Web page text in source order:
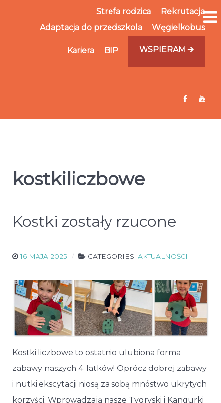
Strefa rodzica
Rekrutacja
Adaptacja do przedszkola
Węgielkobus
Kariera BIP WSPIERAM 🡪
kostkiliczbowe
Kostki zostały rzucone
16 MAJA 2025 CATEGORIES: AKTUALNOŚCI
Kostki liczbowe to ostatnio ulubiona forma
zabawy naszych 4-latków! Oprócz dobrej zabawy
i nutki ekscytacji niosą za sobą mnóstwo ukrytych
korzyści. Wprowadzają nasze Tygryski i Kangurki